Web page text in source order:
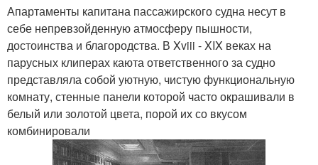
Апартаменты капитана пассажирского судна несут в
себе непревзойденную атмосферу пышности,
достоинства и благородства. В Xviii - XIX веках на
парусных клиперах каюта ответственного за судно
представляла собой уютную, чистую функциональную
комнату, стенные панели которой часто окрашивали в
белый или золотой цвета, порой их со вкусом
комбинировали